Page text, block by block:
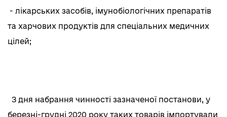
- лікарських засобів, імунобіологічних препаратів
та харчових продуктів для спеціальних медичних
цілей;
З дня набрання чинності зазначеної постанови, у
березні-грудні 2020 року таких товарів імпортували